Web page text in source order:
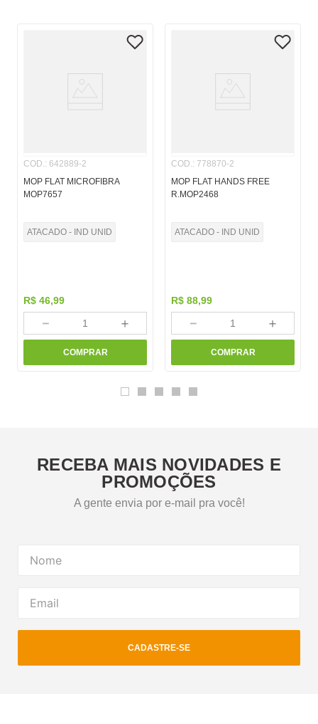
COD.: 642889-2
MOP FLAT MICROFIBRA
MOP7657
ATACADO - IND UNID
R$ 46,99
＋
－
COMPRAR
COD.: 778870-2
MOP FLAT HANDS FREE
R.MOP2468
ATACADO - IND UNID
R$ 88,99
＋
－
COMPRAR
RECEBA MAIS NOVIDADES E
PROMOÇÕES
A gente envia por e-mail pra você!
CADASTRE-SE